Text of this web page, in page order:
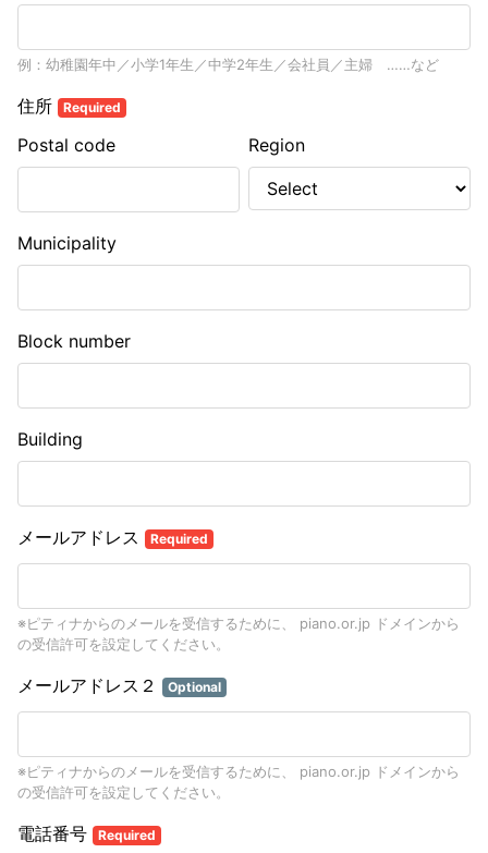
例：幼稚園年中／小学1年生／中学2年生／会社員／主婦 ……など
住所 Required
Postal code Region
Municipality
Block number
Building
メールアドレス Required
※ピティナからのメールを受信するために、 piano.or.jp ドメインから
の受信許可を設定してください。
メールアドレス２ Optional
※ピティナからのメールを受信するために、 piano.or.jp ドメインから
の受信許可を設定してください。
電話番号 Required